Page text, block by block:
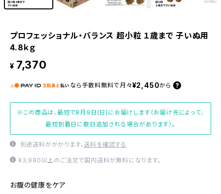
プロフェッショナル・バランス 超小粒 １歳まで 子いぬ用
4.8ｋｇ
¥ 7,370
なら 手数料無料で 月々¥2,450から
※この商品は、最短で8月9日(日)にお届けします（お届け先によって、
最短到着日に数日追加される場合があります）。
別途送料がかかります。送料を確認する
¥3,980以上のご注文で国内送料が無料になります。
お腹の健康をケア